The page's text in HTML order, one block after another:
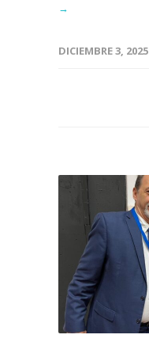
→
DICIEMBRE 3, 2025